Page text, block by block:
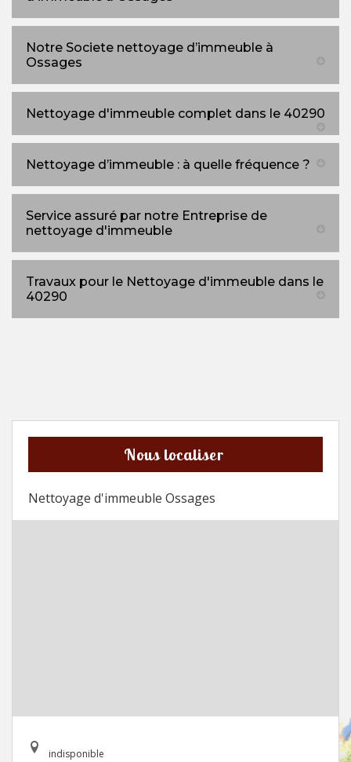
Notre Societe nettoyage d’immeuble à
Ossages
Nettoyage d'immeuble complet dans le 40290
Nettoyage d’immeuble : à quelle fréquence ?
Service assuré par notre Entreprise de
nettoyage d'immeuble
Travaux pour le Nettoyage d'immeuble dans le
40290
Nous localiser
Nettoyage d'immeuble Ossages
indisponible